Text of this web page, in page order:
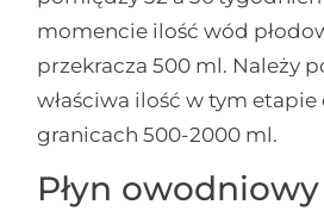
momencie ilość wód
przekracza 500 ml. Należy
właściwa ilość w tym
granicach 500-2000 ml.
Płyn owodniowy